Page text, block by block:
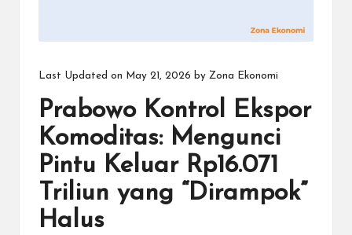
Last Updated on May 21, 2026 by Zona Ekonomi
Prabowo Kontrol Ekspor
Komoditas: Mengunci
Pintu Keluar Rp16.071
Triliun yang “Dirampok”
Halus